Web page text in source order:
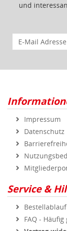
und
E-Mail für
Impressum
Datenschutz
Service &
Bestellablauf
FAQ -